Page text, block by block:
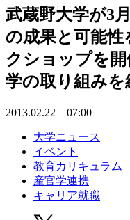
武蔵野大学が3
の成果と可能
クショップを
学の取り組みを
2013.02.22 07:00
大学ニュース
イベント
教育カリキュラム
産官学連携
キャリア就職